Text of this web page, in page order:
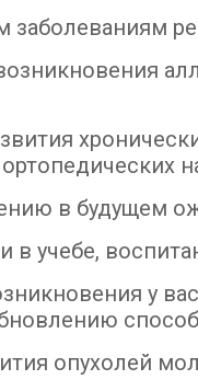
заболеваниям
в будущем
в учебе,
у
опухолей